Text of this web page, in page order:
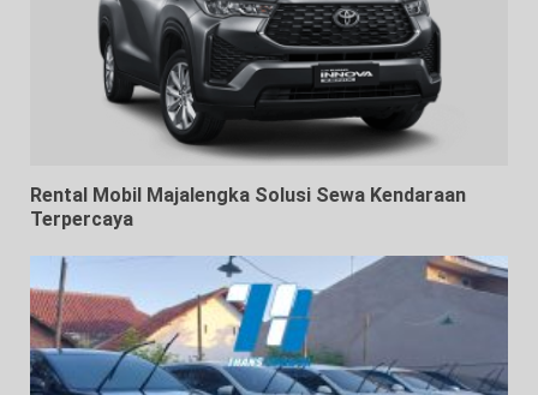
Rental Mobil Majalengka Solusi Sewa Kendaraan
Terpercaya